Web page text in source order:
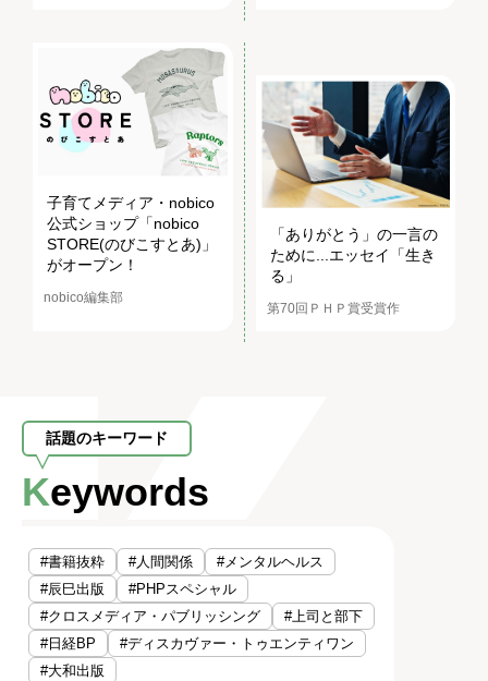
子育てメディア・nobico
公式ショップ「nobico
STORE(のびこすとあ)」
がオープン！
nobico編集部
「ありがとう」の一言の
ために...エッセイ「生き
る」
第70回ＰＨＰ賞受賞作
話題のキーワード
Keywords
#書籍抜粋 #人間関係
#メンタルヘルス
#辰巳出版
#PHPスペシャル
#クロスメディア・パブリッシング
#上司と部下
#日経BP
#ディスカヴァー・トゥエンティワン
#大和出版